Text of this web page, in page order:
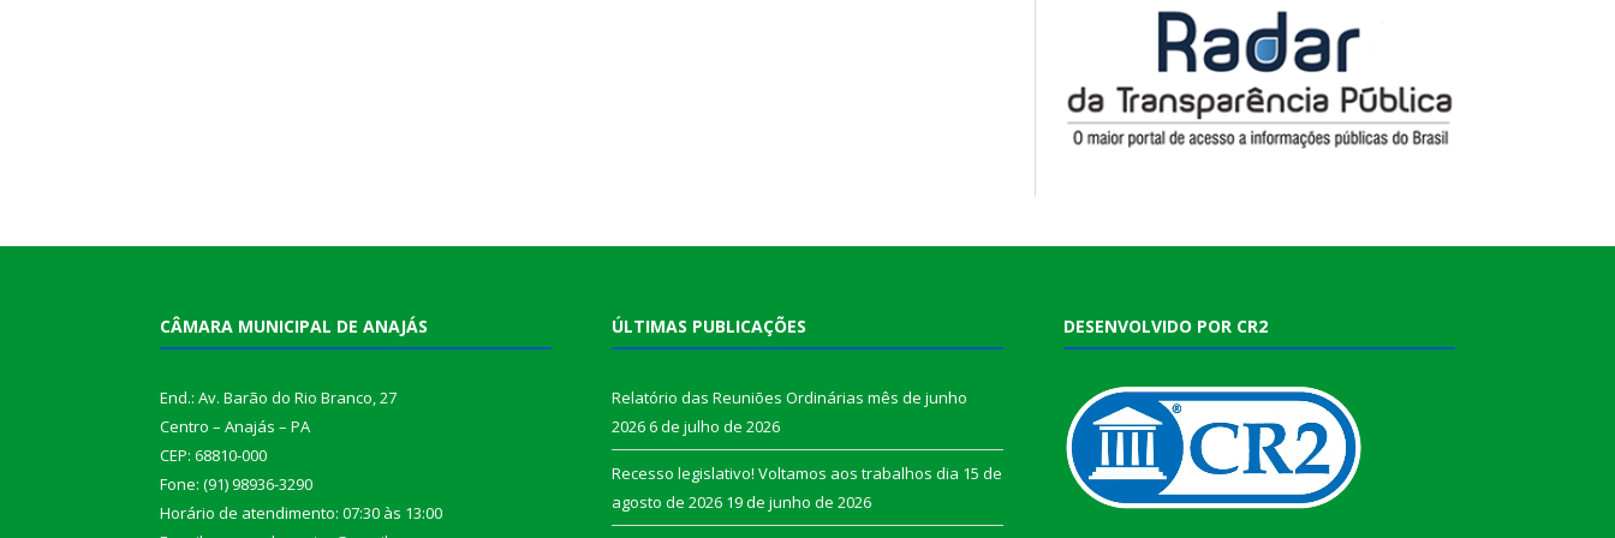
CÂMARA MUNICIPAL DE ANAJÁS
End.: Av. Barão do Rio Branco, 27
Centro – Anajás – PA
CEP: 68810-000
Fone: (91) 98936-3290
Horário de atendimento: 07:30 às 13:00
ÚLTIMAS PUBLICAÇÕES
Relatório das Reuniões Ordinárias mês de junho
20266 de julho de 2026
Recesso legislativo! Voltamos aos trabalhos dia 15 de
agosto de 2026 19 de junho de 2026
DESENVOLVIDO POR CR2